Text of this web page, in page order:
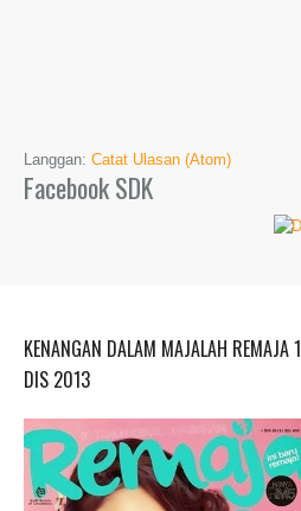
Langgan: Catat Ulasan (Atom)
Facebook SDK
KENANGAN DALAM MAJALAH REMAJA 1
DIS 2013